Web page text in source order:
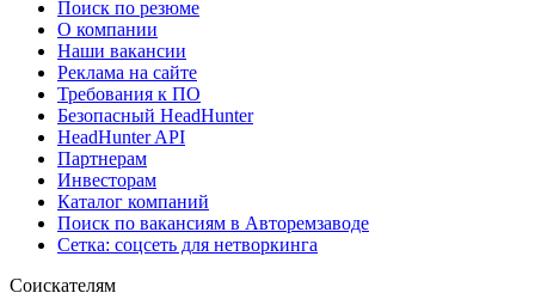
Поиск по резюме
О компании
Наши вакансии
Реклама на сайте
Требования к ПО
Безопасный HeadHunter
HeadHunter API
Партнерам
Инвесторам
Каталог компаний
Поиск по вакансиям в Авторемзаводе
Сетка: соцсеть для нетворкинга
Соискателям